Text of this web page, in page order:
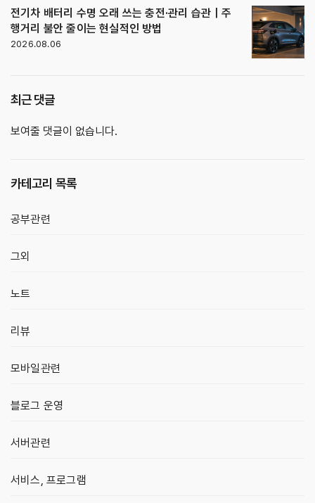
전기차 배터리 수명 오래 쓰는 충전·관리 습관｜주
행거리 불안 줄이는 현실적인 방법
2026.08.06
최근 댓글
보여줄 댓글이 없습니다.
카테고리 목록
공부관련
그외
노트
리뷰
모바일관련
블로그 운영
서버관련
서비스, 프로그램